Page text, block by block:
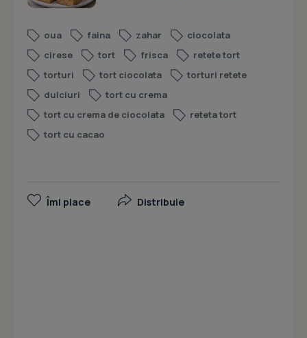
oua faina zahar
ciocolata
cirese
tort frisca
retete tort
torturi
tort ciocolata
torturi retete
dulciuri
tort cu crema
tort cu crema de ciocolata
reteta tort
tort cu cacao
Îmi place Distribuie